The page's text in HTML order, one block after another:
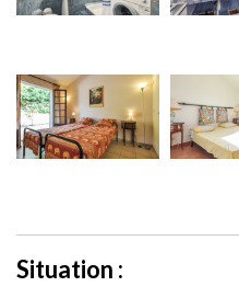
Situation :